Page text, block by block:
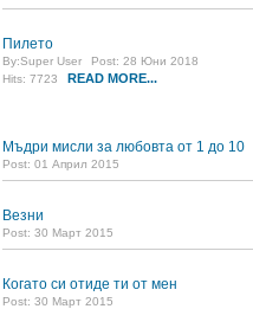
Пилето
By:Super User
Post: 28 Юни 2018
Hits: 7723
READ MORE...
Мъдри мисли за любовта от 1 до 10
Post: 01 Април 2015
Везни
Post: 30 Март 2015
Когато си отиде ти от мен
Post: 30 Март 2015